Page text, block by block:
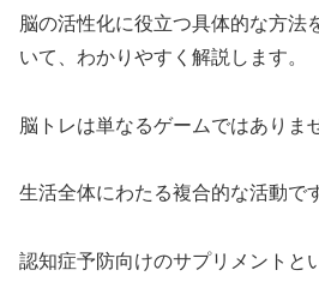
脳の活性化に役立つ具体的な方法
いて、わかりやすく解説します。
脳トレは単なるゲームではありま
生活全体にわたる複合的な活動です
認知症予防向けのサプリメントと